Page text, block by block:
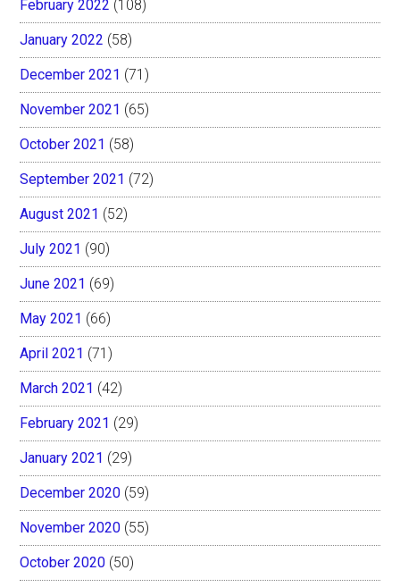
February 2022 (108)
January 2022 (58)
December 2021 (71)
November 2021 (65)
October 2021 (58)
September 2021 (72)
August 2021 (52)
July 2021 (90)
June 2021 (69)
May 2021 (66)
April 2021 (71)
March 2021 (42)
February 2021 (29)
January 2021 (29)
December 2020 (59)
November 2020 (55)
October 2020 (50)